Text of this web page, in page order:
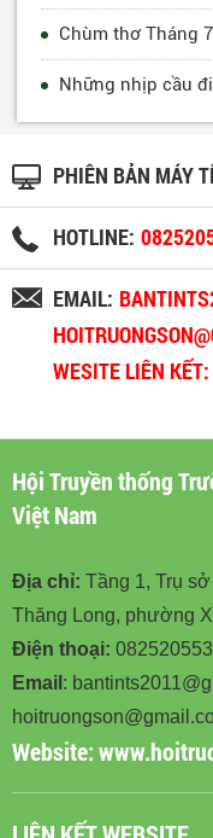
Chùm thơ Tháng
Những nhịp cầu
PHIÊN BẢN MÁY
HOTLINE:
EMAIL:
WESITE LIÊN
Hội Truyền thống
Việt Nam
Địa chỉ: Tầng 1, Trụ
Thăng Long, phường
Điện thoại:
Email :
Website: